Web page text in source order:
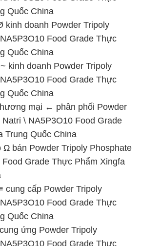
kinh doanh Powder Tripoly
Food Grade Thực
Quốc China
mại ← phân phối Powder
Natri \ NA5P3O10 Food Grade
Trung Quốc China
Ω bán Powder Tripoly Phosphate
Food Grade Thực Phẩm Xingfa
cung cấp Powder Tripoly
NA5P3O10 Food Grade Thực
Quốc China
ứng Powder Tripoly
Food Grade Thực
Quốc China
ứng # phân phối Powder
Natri \ NA5P3O10 Food Grade
Trung Quốc China